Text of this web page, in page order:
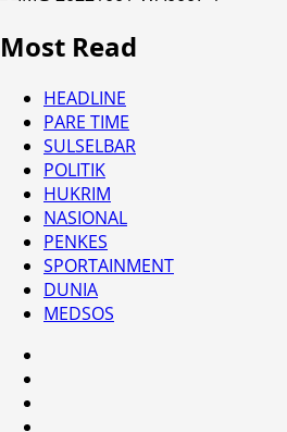
Most Read
HEADLINE
PARE TIME
SULSELBAR
POLITIK
HUKRIM
NASIONAL
PENKES
SPORTAINMENT
DUNIA
MEDSOS